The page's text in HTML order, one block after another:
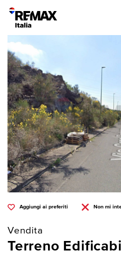
Aggiungi ai preferiti Non mi
Vendita
Terreno